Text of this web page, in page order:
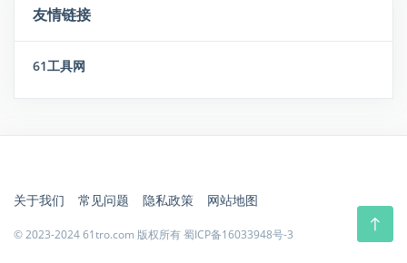
友情链接
61工具网
© 2023-2024 61tro.com 版权所有蜀ICP备16033948号-3
关于我们 常见问题 隐私政策 网站地图